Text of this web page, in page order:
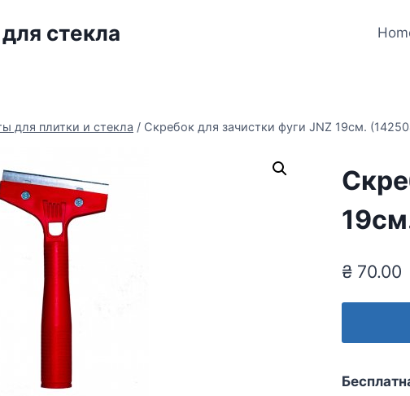
стекла
для плитки и стекла / Скребок для зачистки фуги JNZ 19см.
₴70.00